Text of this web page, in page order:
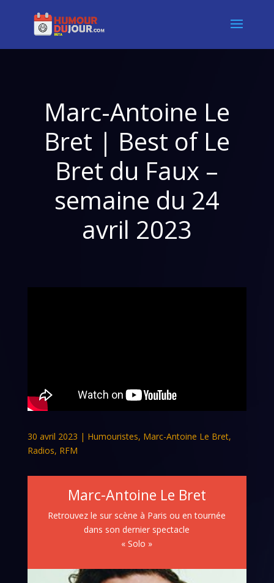
Marc-Antoine Le
Bret | Best of Le
Bret du Faux –
semaine du 24
avril 2023
30 avril 2023 | Humouristes, Marc-Antoine Le Bret,
Radios, RFM
Marc-Antoine Le Bret
Retrouvez le sur scène à Paris ou en tournée
dans son dernier spectacle
« Solo »